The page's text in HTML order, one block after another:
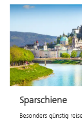
Sparschiene
Besonders günstig